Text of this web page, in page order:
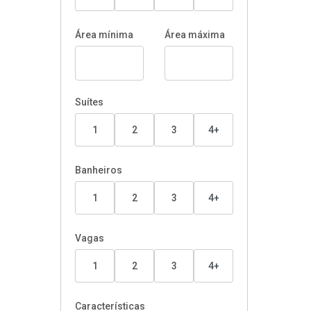
Área mínima Área máxima
Suítes
1 2 3 4+
Banheiros
1 2 3 4+
Vagas
1 2 3 4+
Características